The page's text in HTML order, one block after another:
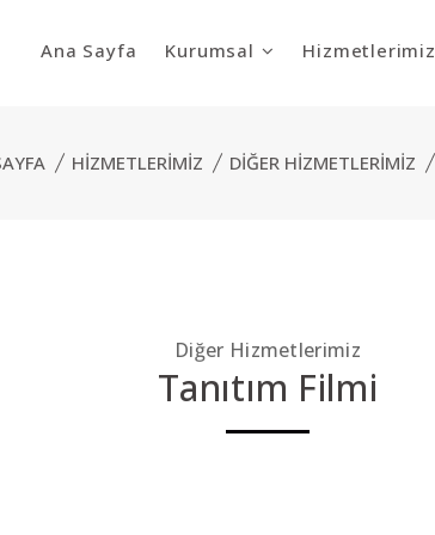
Ana Sayfa Kurumsal Hizmetlerimiz
HIZMETLERIMIZ DIĞER HIZMETLERIMIZ
Diğer Hizmetlerimiz
Tanıtım Filmi